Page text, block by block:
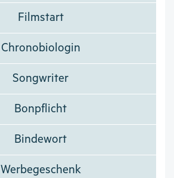
Filmstart
Chronobiologin
Songwriter
Bonpflicht
Bindewort
Werbegeschenk